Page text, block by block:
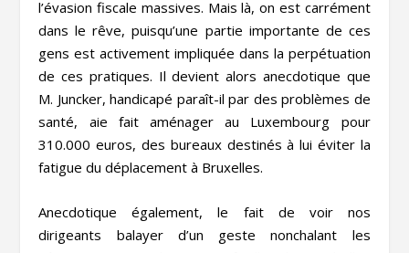
l’évasion fiscale massives. Mais là, on est carrément
dans le rêve, puisqu’une partie importante de ces
gens est activement impliquée dans la perpétuation
de ces pratiques. Il devient alors anecdotique que
M. Juncker, handicapé paraît-il par des problèmes de
santé, aie fait aménager au Luxembourg pour
310.000 euros, des bureaux destinés à lui éviter la
fatigue du déplacement à Bruxelles.
Anecdotique également, le fait de voir nos
dirigeants balayer d’un geste nonchalant les